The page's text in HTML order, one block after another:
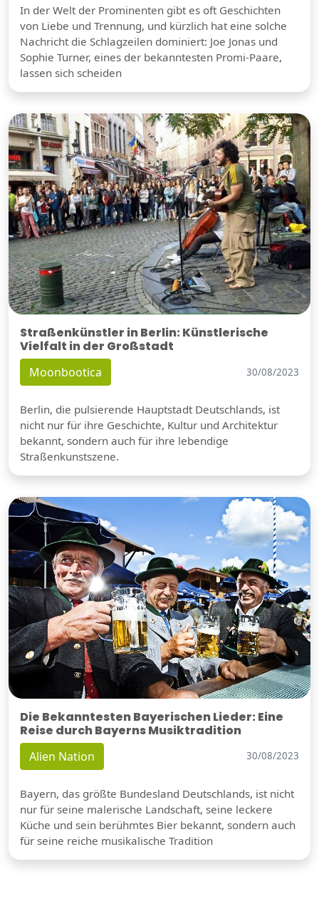
In der Welt der Prominenten gibt es oft Geschichten
von Liebe und Trennung, und kürzlich hat eine solche
Nachricht die Schlagzeilen dominiert: Joe Jonas und
Sophie Turner, eines der bekanntesten Promi-Paare,
lassen sich scheiden
Straßenkünstler in Berlin: Künstlerische
Vielfalt in der Großstadt
Moonbootica 30/08/2023
Berlin, die pulsierende Hauptstadt Deutschlands, ist
nicht nur für ihre Geschichte, Kultur und Architektur
bekannt, sondern auch für ihre lebendige
Straßenkunstszene.
Die Bekanntesten Bayerischen Lieder: Eine
Reise durch Bayerns Musiktradition
Alien Nation 30/08/2023
Bayern, das größte Bundesland Deutschlands, ist nicht
nur für seine malerische Landschaft, seine leckere
Küche und sein berühmtes Bier bekannt, sondern auch
für seine reiche musikalische Tradition